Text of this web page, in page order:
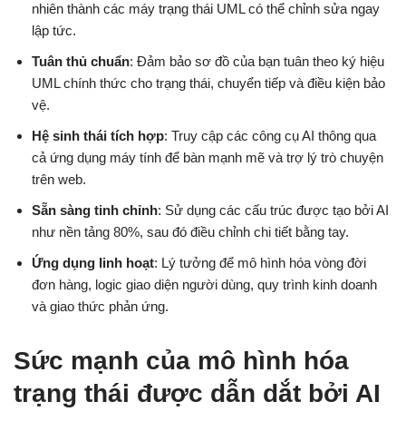
nhiên thành các máy trạng thái UML có thể chỉnh sửa ngay
lập tức.
Tuân thủ chuẩn: Đảm bảo sơ đồ của bạn tuân theo ký hiệu
UML chính thức cho trạng thái, chuyển tiếp và điều kiện bảo
vệ.
Hệ sinh thái tích hợp: Truy cập các công cụ AI thông qua
cả ứng dụng máy tính để bàn mạnh mẽ và trợ lý trò chuyện
trên web.
Sẵn sàng tinh chỉnh: Sử dụng các cấu trúc được tạo bởi AI
như nền tảng 80%, sau đó điều chỉnh chi tiết bằng tay.
Ứng dụng linh hoạt: Lý tưởng để mô hình hóa vòng đời
đơn hàng, logic giao diện người dùng, quy trình kinh doanh
và giao thức phản ứng.
Sức mạnh của mô hình hóa
trạng thái được dẫn dắt bởi AI